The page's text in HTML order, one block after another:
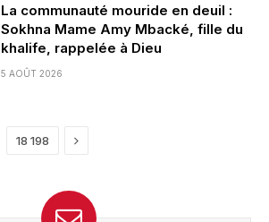
La communauté mouride en deuil :
Sokhna Mame Amy Mbacké, fille du
khalife, rappelée à Dieu
5 AOÛT 2026
18 198 Next